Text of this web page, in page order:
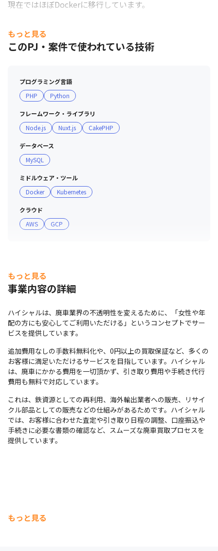
現在ではほぼDockerに移行しています。
もっと見る
このPJ・案件で使われている技術
プログラミング言語
PHP
Python
フレームワーク・ライブラリ
Node.js
Nuxt.js CakePHP
データベース
MySQL
ミドルウェア・ツール
Docker
Kubernetes
クラウド
AWS
GCP
もっと見る
事業内容の詳細
ハイシャルは、廃車業界の不透明性を変えるために、「女性や年
配の方にも安心してご利用いただける」というコンセプトでサー
ビスを提供しています。
追加費用なしの手数料無料化や、0円以上の買取保証など、多くの
お客様に満足いただけるサービスを目指しています。ハイシャル
は、廃車にかかる費用を一切頂かず、引き取り費用や手続き代行
費用も無料で対応しています。
これは、鉄資源としての再利用、海外輸出業者への販売、リサイ
クル部品としての販売などの仕組みがあるためです。ハイシャル
では、お客様に合わせた査定や引き取り日程の調整、口座振込や
手続きに必要な書類の確認など、スムーズな廃車買取プロセスを
提供しています。
もっと見る